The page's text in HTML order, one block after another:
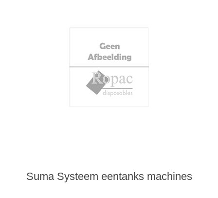
Suma Systeem eentanks machines